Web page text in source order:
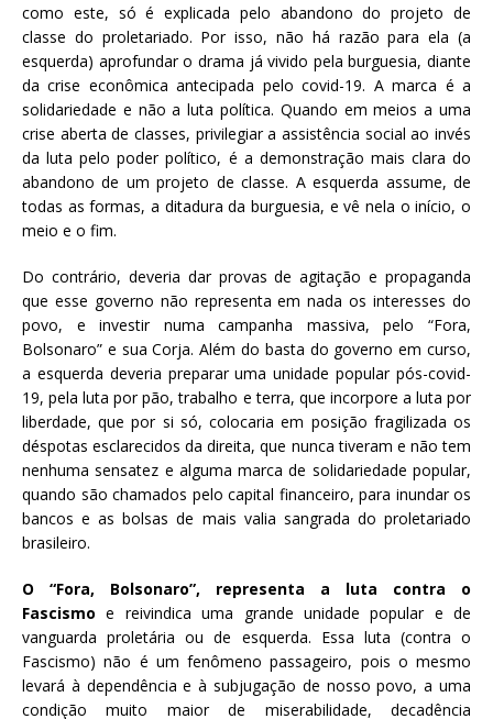
como este, só é explicada pelo abandono do projeto de
classe do proletariado. Por isso, não há razão para ela (a
esquerda) aprofundar o drama já vivido pela burguesia, diante
da crise econômica antecipada pelo covid-19. A marca é a
solidariedade e não a luta política. Quando em meios a uma
crise aberta de classes, privilegiar a assistência social ao invés
da luta pelo poder político, é a demonstração mais clara do
abandono de um projeto de classe. A esquerda assume, de
todas as formas, a ditadura da burguesia, e vê nela o início, o
meio e o fim.
Do contrário, deveria dar provas de agitação e propaganda
que esse governo não representa em nada os interesses do
povo, e investir numa campanha massiva, pelo “Fora,
Bolsonaro” e sua Corja. Além do basta do governo em curso,
a esquerda deveria preparar uma unidade popular pós-covid-
19, pela luta por pão, trabalho e terra, que incorpore a luta por
liberdade, que por si só, colocaria em posição fragilizada os
déspotas esclarecidos da direita, que nunca tiveram e não tem
nenhuma sensatez e alguma marca de solidariedade popular,
quando são chamados pelo capital financeiro, para inundar os
bancos e as bolsas de mais valia sangrada do proletariado
brasileiro.
O “Fora, Bolsonaro”, representa a luta contra o
Fascismo e reivindica uma grande unidade popular e de
vanguarda proletária ou de esquerda. Essa luta (contra o
Fascismo) não é um fenômeno passageiro, pois o mesmo
levará à dependência e à subjugação de nosso povo, a uma
condição muito maior de miserabilidade, decadência